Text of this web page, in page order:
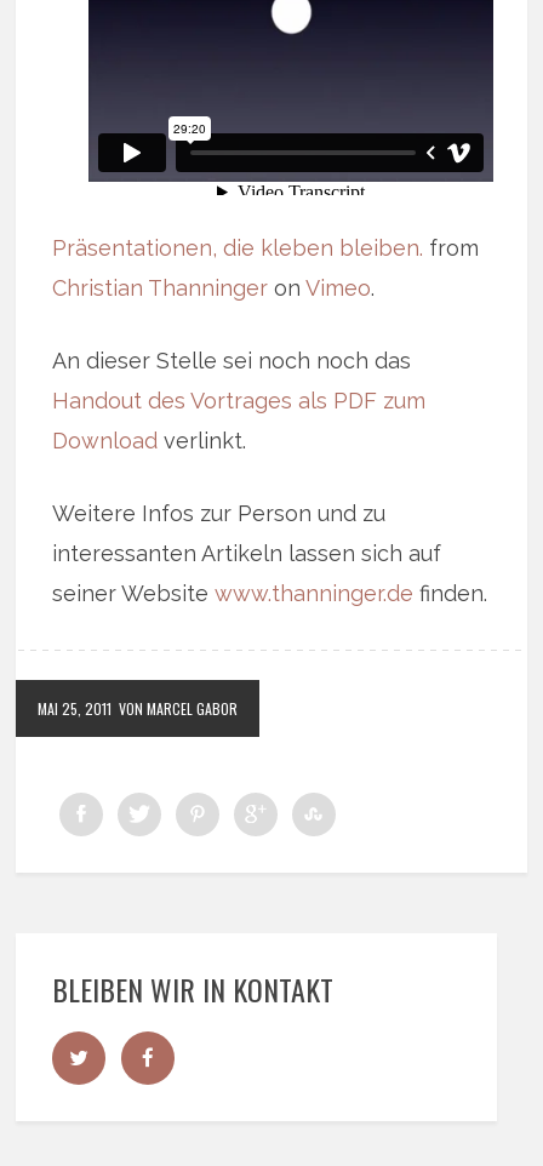
Präsentationen, die kleben bleiben. from
Christian Thanninger onVimeo.
An dieser Stelle sei noch noch das
Handout des Vortrages als PDF zum
Download verlinkt.
Weitere Infos zur Person und zu
interessanten Artikeln lassen sich auf
seiner Websitewww.thanninger.de finden.
MAI 25, 2011 VON MARCEL GABOR
BLEIBEN WIR IN KONTAKT